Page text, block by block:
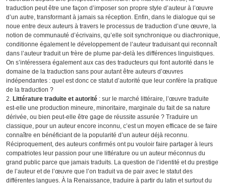
traduction peut être une façon d’imposer son propre style d’auteur à l’œuvre
d’un autre, transformant à jamais sa réception. Enfin, dans le dialogue qui se
noue entre deux auteurs à travers le processus de traduction d’une œuvre, la
notion de communauté d’écrivains, qu’elle soit synchronique ou diachronique,
conditionne également le développement de l’auteur traduisant qui reconnaît
dans l’auteur traduit un frère de plume par-delà les différences linguistiques.
On s’intéressera également aux cas des traducteurs qui font autorité dans le
domaine de la traduction sans pour autant être auteurs d’œuvres
indépendantes : quel est donc ce statut d’autorité que leur confère la pratique
de la traduction ?
Littérature traduite et autorité : sur le marché littéraire, l’œuvre traduite
est-elle une production mineure, minoritaire, marginale du fait de sa nature
dérivée, ou bien peut-elle être gage de réussite assurée ? Traduire un
classique, pour un auteur encore inconnu, c’est un moyen efficace de se faire
connaître en bénéficiant de la popularité d’un auteur déjà reconnu.
Réciproquement, des auteurs confirmés ont pu vouloir faire partager à leurs
compatriotes leur passion pour une littérature ou un auteur méconnus du
grand public parce que jamais traduits. La question de l’identité et du prestige
de l’auteur et de l’œuvre que l’on traduit va de pair avec le statut des
différentes langues. À la Renaissance, traduire à partir du latin et surtout du